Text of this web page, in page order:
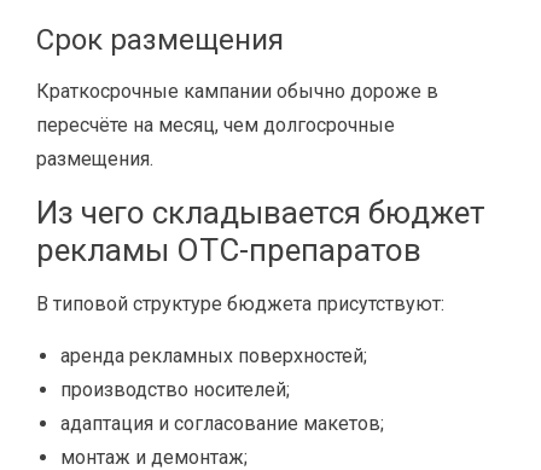
Срок размещения
Краткосрочные кампании обычно дороже в
пересчёте на месяц, чем долгосрочные
размещения.
Из чего складывается бюджет
рекламы OTC-препаратов
В типовой структуре бюджета присутствуют:
аренда рекламных поверхностей;
производство носителей;
адаптация и согласование макетов;
монтаж и демонтаж;